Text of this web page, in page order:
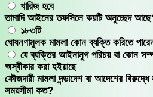
খারিজ হবে
তামাদি আইনের তফসিলে কয়টি অনুচ্ছেদ
১৮৩টি
ঘোষনণামূলক মামলা কোন ব্যক্তি করিতে
যে ব্যক্তির আইনানুগ পরিচয় বা কোন
অস্বীকার করা হইয়াছে
ফৌজদারী মামলা দন্ডাদেশ বা আদেশের বিরুদ্ধে
সময়সীমা কত?